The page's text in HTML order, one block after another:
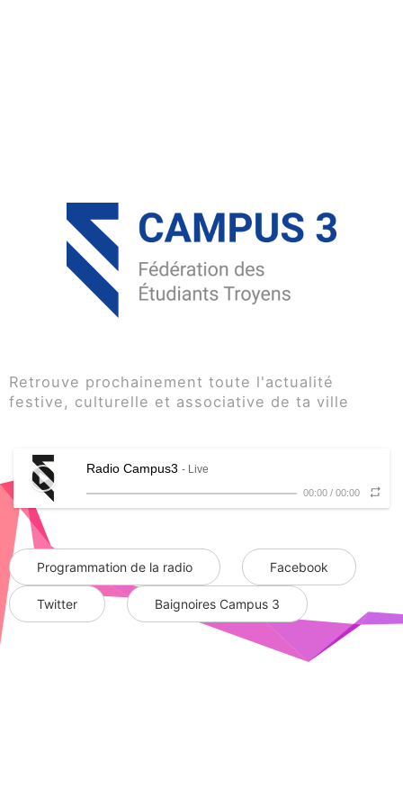
Retrouve prochainement toute l'actualité
festive, culturelle et associative de ta ville
Radio Campus3 - Live
00:00 / 00:00
Programmation de la radio Facebook
Twitter Baignoires Campus 3